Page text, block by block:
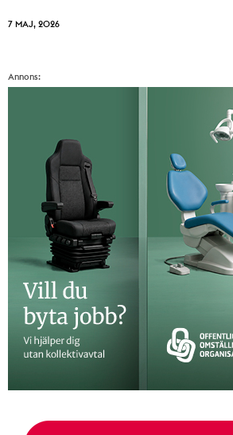
7 MAJ, 2026
Annons: